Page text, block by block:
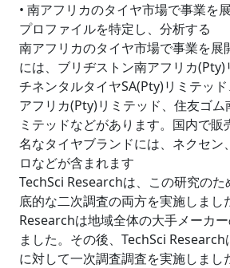
• 南アフリカのタイヤ市場で事業を
プロファイルを特定し、分析する
南アフリカのタイヤ市場で事業を展
には、ブリヂストン南アフリカ
チネンタルタイヤSA(Pty)リミテッ
アフリカ(Pty)リミテッド、住友ゴム
ミテッドなどがあります。国内で
名なタイヤブランドには、ネクセン
ロなどが含まれます
TechSci Researchは、この研究の
底的な二次調査の両方を実施しまし
Researchは地域全体の大手メーカ
ました。その後、TechSci
に対して一次調査調査を実施しまし